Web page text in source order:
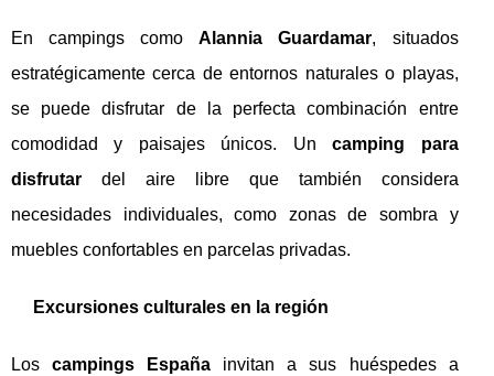
En campings comoAlannia Guardamar, situados
estratégicamente cerca de entornos naturales o playas,
se puede disfrutar de la perfecta combinación entre
comodidad y paisajes únicos. Uncamping para
disfrutar del aire libre que también considera
necesidades individuales, como zonas de sombra y
muebles confortables en parcelas privadas.
Excursiones culturales en la región
Loscampings España invitan a sus huéspedes a